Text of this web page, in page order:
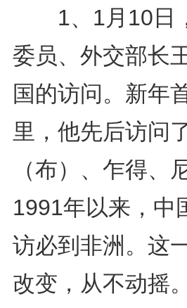
1、1月10日
委员、外交部长
国的访问。新年
里，他先后访问
（布）、乍得、
1991年以来，中
访必到非洲。这
改变，从不动摇。